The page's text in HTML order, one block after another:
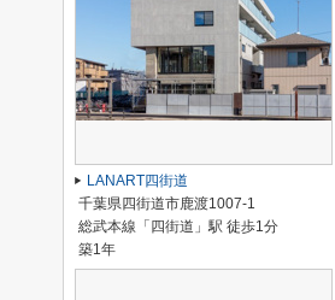
LANART四街道
千葉県四街道市鹿渡1007-1
総武本線「四街道」駅 徒歩1分
築1年